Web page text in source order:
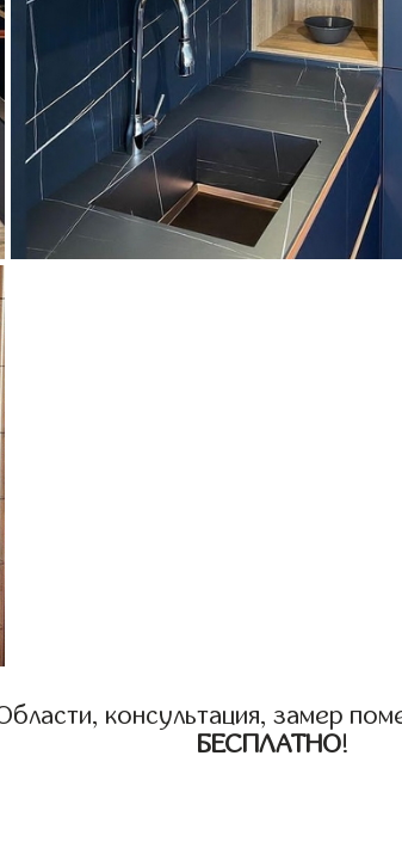
консультация, замер
БЕСПЛАТНО!